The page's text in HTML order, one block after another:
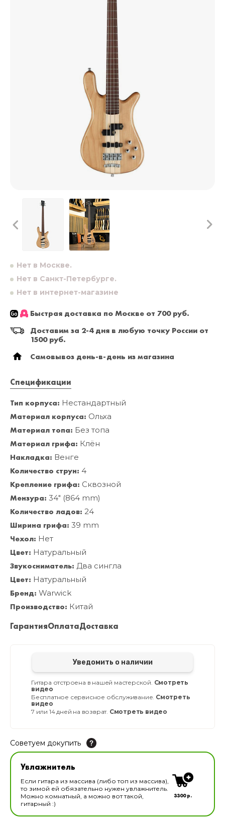
Нет в Москве.
Нет в Санкт-Петербурге.
Нет в интернет-магазине
Быстрая доставка по Москве от 700 руб.
Доставим за 2-4 дня в любую точку России от
1500 руб.
Самовывоз день-в-день из магазина
Спецификации
Тип корпуса: Нестандартный
Материал корпуса: Ольха
Материал топа: Без топа
Материал грифа: Клён
Накладка: Венге
Количество струн: 4
Крепление грифа: Сквозной
Мензура: 34" (864 mm)
Количество ладов: 24
Ширина грифа: 39 mm
Чехол: Нет
Цвет: Натуральный
Звукосниматель: Два сингла
Цвет: Натуральный
Бренд: Warwick
Производство: Китай
ГарантияОплатаДоставка
Уведомить о наличии
Гитара отстроена в нашей мастерской. Смотреть
видео
Бесплатное сервисное обслуживание. Смотреть
видео
7 или 14 дней на возврат. Смотреть видео
Советуем докупить
Увлажнитель для музыкальных инструментов
В наличии
Увлажнитель
Если гитара из массива (либо топ из массива),
то зимой ей обязательно нужен увлажнитель.
Можно комнатный, а можно вот такой,
гитарный :)
3300 р.